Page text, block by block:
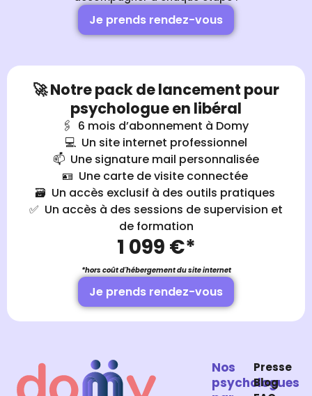
Je prends rendez-vous
🚀 Notre pack de lancement pour
psychologue en libéral
🖇️ 6 mois d’abonnement à Domy
💻 Un site internet professionnel
📫 Une signature mail personnalisée
🪪 Une carte de visite connectée
🗃️ Un accès exclusif à des outils pratiques
✅ Un accès à des sessions de supervision et
de formation
1 099 €*
*hors coût d'hébergement du site internet
Je prends rendez-vous
Nos
psychologues
Presse
Blog